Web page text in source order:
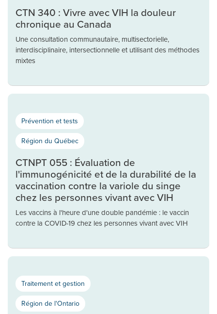
CTN 340 : Vivre avec VIH la douleur
chronique au Canada
Une consultation communautaire, multisectorielle,
interdisciplinaire, intersectionnelle et utilisant des méthodes
mixtes
Prévention et tests
Région du Québec
CTNPT 055 : Évaluation de
l'immunogénicité et de la durabilité de la
vaccination contre la variole du singe
chez les personnes vivant avec VIH
Les vaccins à l'heure d'une double pandémie : le vaccin
contre la COVID-19 chez les personnes vivant avec VIH
Traitement et gestion
Région de l'Ontario